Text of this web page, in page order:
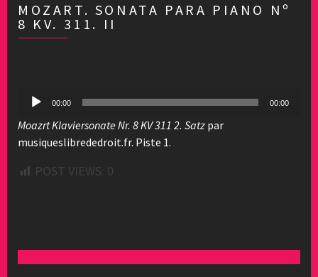
MOZART. SONATA PARA PIANO Nº
8 KV. 311. II
Lecteur 00:00 00:00
Moazrt Klaviersonate Nr. 8 KV 311 2. Satz par
musiqueslibrededroit.fr. Piste 1.
POST VIEWS: 0